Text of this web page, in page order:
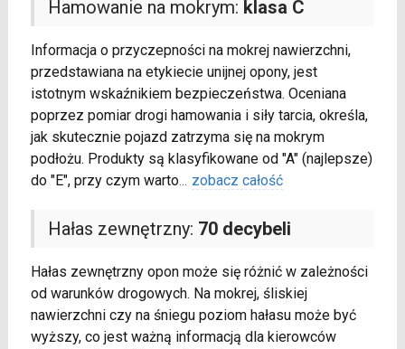
Hamowanie na mokrym: klasa C
Informacja o przyczepności na mokrej nawierzchni,
przedstawiana na etykiecie unijnej opony, jest
istotnym wskaźnikiem bezpieczeństwa. Oceniana
poprzez pomiar drogi hamowania i siły tarcia, określa,
jak skutecznie pojazd zatrzyma się na mokrym
podłożu. Produkty są klasyfikowane od "A" (najlepsze)
do "E", przy czym warto... zobacz całość
Hałas zewnętrzny: 70 decybeli
Hałas zewnętrzny opon może się różnić w zależności
od warunków drogowych. Na mokrej, śliskiej
nawierzchni czy na śniegu poziom hałasu może być
wyższy, co jest ważną informacją dla kierowców